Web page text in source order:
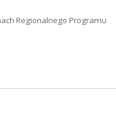
Regionalnego Programu